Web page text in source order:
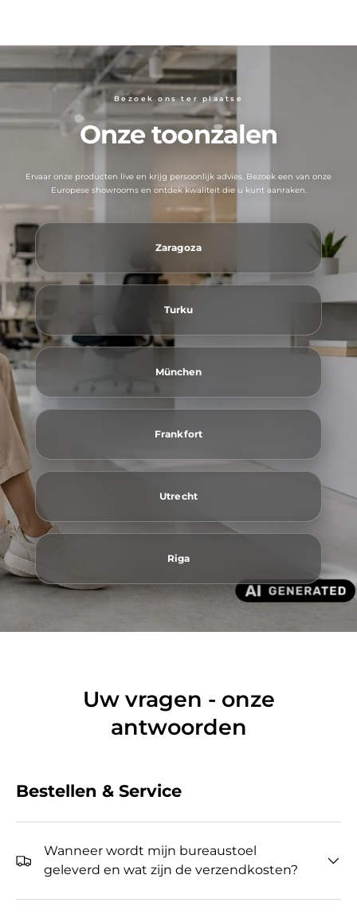
Bezoek ons ​​ter plaatse
Onze toonzalen
Ervaar onze producten live en krijg persoonlijk advies. Bezoek een van onze
Europese showrooms en ontdek kwaliteit die u kunt aanraken.
Zaragoza
Turku
München
Frankfort
Utrecht
Riga
Uw vragen - onze
antwoorden
Bestellen & Service
Wanneer wordt mijn bureaustoel
geleverd en wat zijn de verzendkosten?